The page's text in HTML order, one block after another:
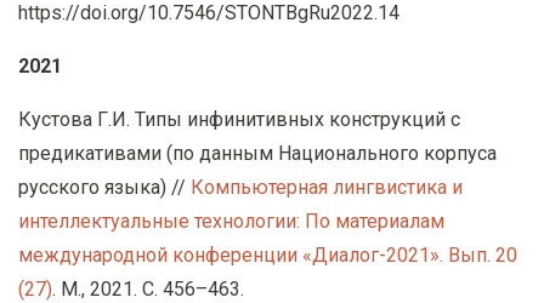
https://doi.org/10.7546/STONTBgRu2022.14
2021
Кустова Г.И. Типы инфинитивных конструкций с
предикативами (по данным Национального корпуса
русского языка) // Компьютерная лингвистика и
интеллектуальные технологии: По материалам
международной конференции «Диалог-2021». Вып. 20
(27). М., 2021. С. 456–463.